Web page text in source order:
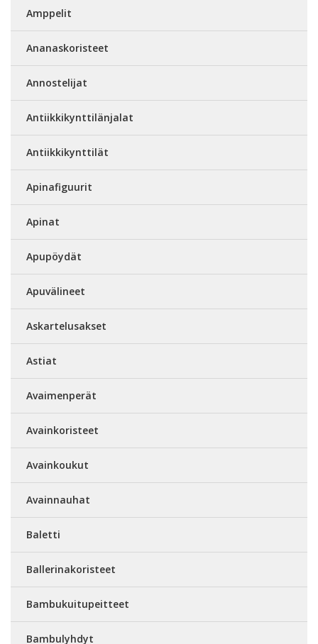
Amppelit
Ananaskoristeet
Annostelijat
Antiikkikynttilänjalat
Antiikkikynttilät
Apinafiguurit
Apinat
Apupöydät
Apuvälineet
Askartelusakset
Astiat
Avaimenperät
Avainkoristeet
Avainkoukut
Avainnauhat
Baletti
Ballerinakoristeet
Bambukuitupeitteet
Bambulyhdyt